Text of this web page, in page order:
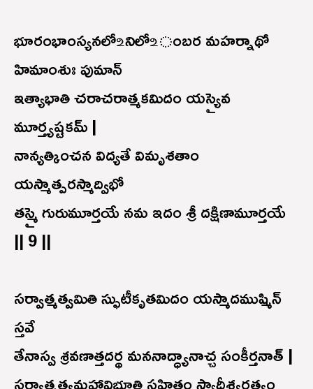
భూరంభాంస్యనలో ‌உనిలో ‌உంబర మహర్నాథో
హిమాంశుః పుమాన్
ఇత్యాభాతి చరాచరాత్మకమిదం యస్యైవ
మూర్త్యష్టకమ్ |
నాన్యత్కించన విద్యతే విమృశతాం
యస్మాత్పరస్మాద్విభో
తస్మై గురుమూర్తయే నమ ఇదం శ్రీ దక్షిణామూర్తయే
|| 9 ||
సర్వాత్మత్వమితి స్ఫుటీకృతమిదం యస్మాదముష్మిన్
స్తవే
తేనాస్వ శ్రవణాత్తదర్థ మననాద్ధ్యానాచ్చ సంకీర్తనాత్ |